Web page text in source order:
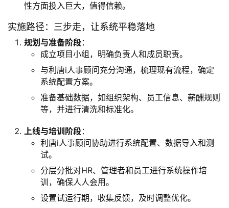
性方面投入巨大，值得信赖。
实施路径：三步走，让系统平稳落地
规划与准备阶段：
成立项目小组，明确负责人和成员职责。
与利唐i人事顾问充分沟通，梳理现有流程，确定
系统配置方案。
准备基础数据，如组织架构、员工信息、薪酬规则
等，并进行清洗和标准化。
上线与培训阶段：
利唐i人事顾问协助进行系统配置、数据导入和测
试。
分层分批对HR、管理者和员工进行系统操作培
训，确保人人会用。
设置试运行期，收集反馈，及时调整优化。